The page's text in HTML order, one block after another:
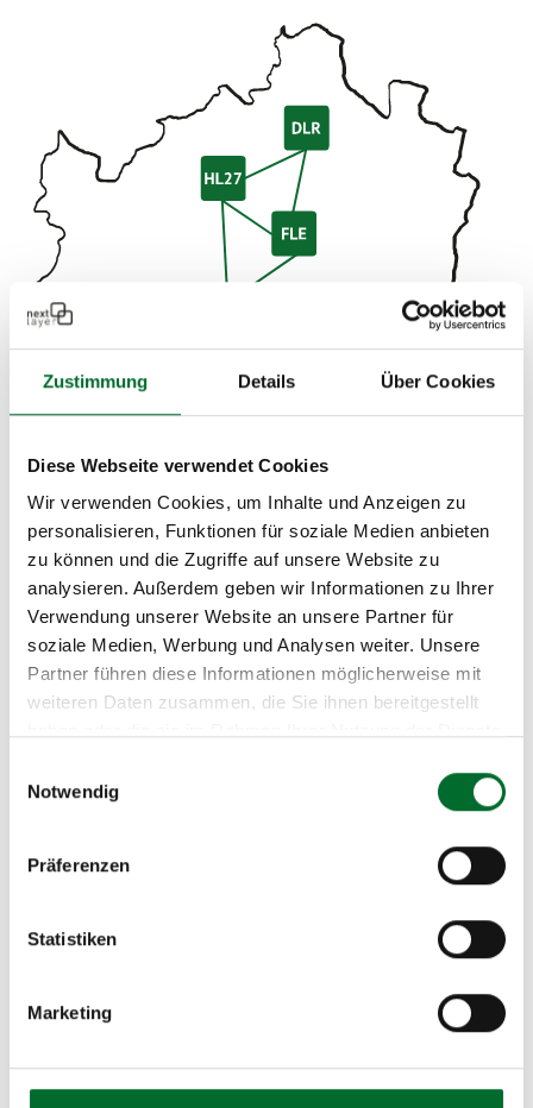
Zustimmung Details Über Cookies
Diese Webseite verwendet Cookies
Wir verwenden Cookies, um Inhalte und Anzeigen zu
personalisieren, Funktionen für soziale Medien anbieten
zu können und die Zugriffe auf unsere Website zu
analysieren. Außerdem geben wir Informationen zu Ihrer
Verwendung unserer Website an unsere Partner für
soziale Medien, Werbung und Analysen weiter. Unsere
Partner führen diese Informationen möglicherweise mit
weiteren Daten zusammen, die Sie ihnen bereitgestellt
Notwendig
Präferenzen
Statistiken
Marketing
Die Vorteile einer Colocation im
Überblick:
Welche Leistungen erbringt eine
Colocation?
Welche Kostenvorteile hat
Für wen ist Colocation relevant?
zugeschnittenes Angebot zögern Sie bitte nicht, uns